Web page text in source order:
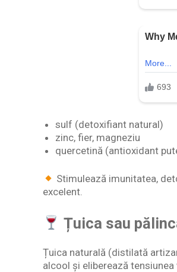
sulf (detoxifiant natural)
zinc, fier, magneziu
quercetină (antioxidant
Stimulează imunitatea,
excelent.
Țuica sau
Țuica naturală (distilată
alcool și eliberează tensiunea